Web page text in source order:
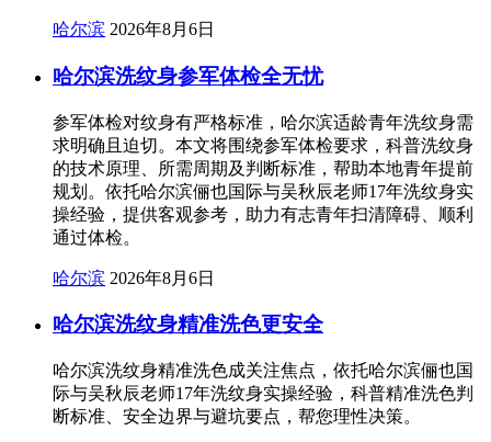
哈尔滨 2026年8月6日
哈尔滨洗纹身参军体检全无忧
参军体检对纹身有严格标准，哈尔滨适龄青年洗纹身需
求明确且迫切。本文将围绕参军体检要求，科普洗纹身
的技术原理、所需周期及判断标准，帮助本地青年提前
规划。依托哈尔滨俪也国际与吴秋辰老师17年洗纹身实
操经验，提供客观参考，助力有志青年扫清障碍、顺利
通过体检。
哈尔滨 2026年8月6日
哈尔滨洗纹身精准洗色更安全
哈尔滨洗纹身精准洗色成关注焦点，依托哈尔滨俪也国
际与吴秋辰老师17年洗纹身实操经验，科普精准洗色判
断标准、安全边界与避坑要点，帮您理性决策。